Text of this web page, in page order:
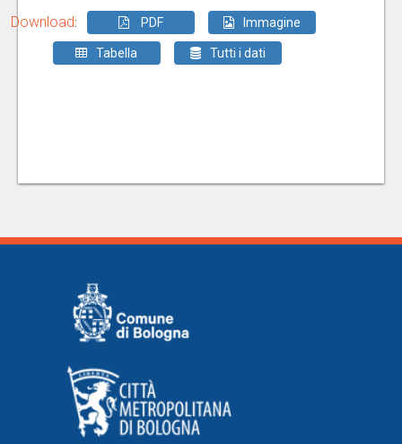
Download: PDF Immagine
Tabella Tutti i dati